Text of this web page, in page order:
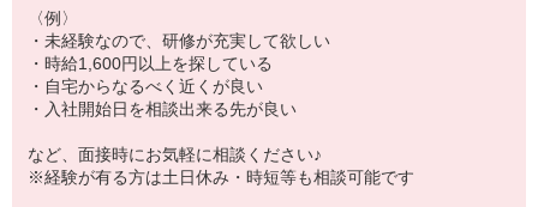
〈例〉
・未経験なので、研修が充実して欲しい
・時給1,600円以上を探している
・自宅からなるべく近くが良い
・入社開始日を相談出来る先が良い
など、面接時にお気軽に相談ください♪
※経験が有る方は土日休み・時短等も相談可能です